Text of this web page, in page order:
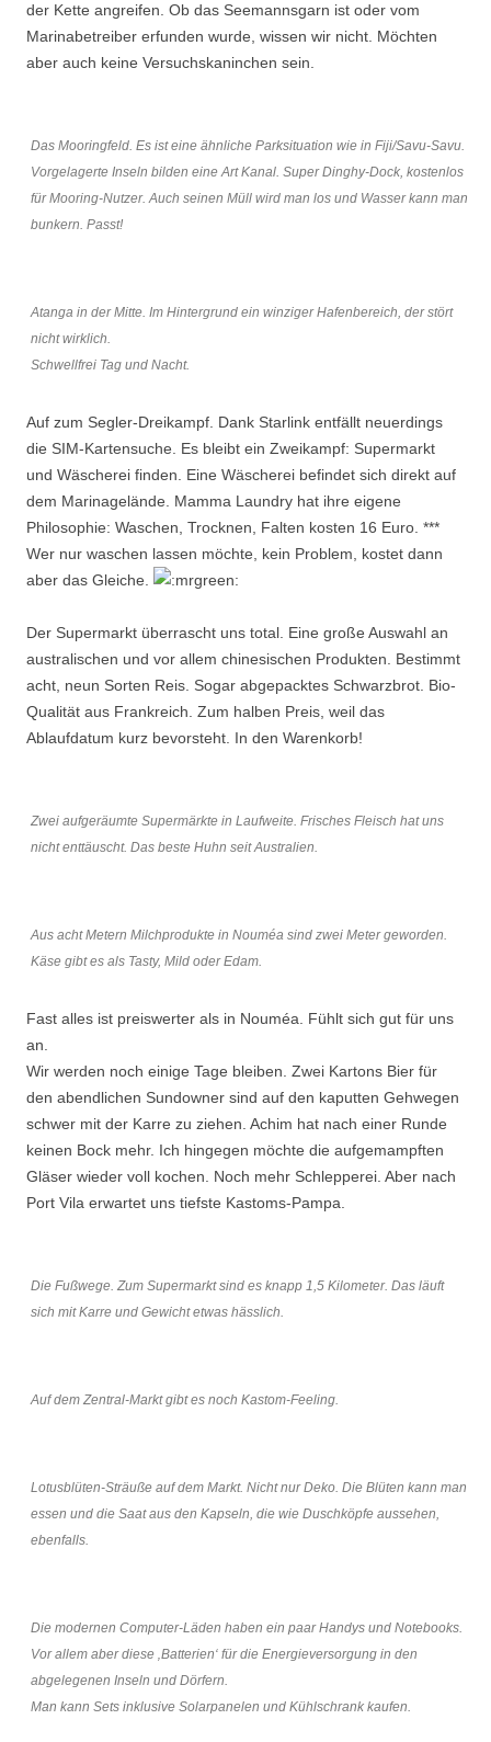
der Kette angreifen. Ob das Seemannsgarn ist oder vom
Marinabetreiber erfunden wurde, wissen wir nicht. Möchten
aber auch keine Versuchskaninchen sein.
Das Mooringfeld. Es ist eine ähnliche Parksituation wie in Fiji/Savu-Savu.
Vorgelagerte Inseln bilden eine Art Kanal. Super Dinghy-Dock, kostenlos
für Mooring-Nutzer. Auch seinen Müll wird man los und Wasser kann man
bunkern. Passt!
Atanga in der Mitte. Im Hintergrund ein winziger Hafenbereich, der stört
nicht wirklich.
Schwellfrei Tag und Nacht.
Auf zum Segler-Dreikampf. Dank Starlink entfällt neuerdings
die SIM-Kartensuche. Es bleibt ein Zweikampf: Supermarkt
und Wäscherei finden. Eine Wäscherei befindet sich direkt auf
dem Marinagelände. Mamma Laundry hat ihre eigene
Philosophie: Waschen, Trocknen, Falten kosten 16 Euro. ***
Wer nur waschen lassen möchte, kein Problem, kostet dann
aber das Gleiche.
Der Supermarkt überrascht uns total. Eine große Auswahl an
australischen und vor allem chinesischen Produkten. Bestimmt
acht, neun Sorten Reis. Sogar abgepacktes Schwarzbrot. Bio-
Qualität aus Frankreich. Zum halben Preis, weil das
Ablaufdatum kurz bevorsteht. In den Warenkorb!
Zwei aufgeräumte Supermärkte in Laufweite. Frisches Fleisch hat uns
nicht enttäuscht. Das beste Huhn seit Australien.
Aus acht Metern Milchprodukte in Nouméa sind zwei Meter geworden.
Käse gibt es als Tasty, Mild oder Edam.
Fast alles ist preiswerter als in Nouméa. Fühlt sich gut für uns
an.
Wir werden noch einige Tage bleiben. Zwei Kartons Bier für
den abendlichen Sundowner sind auf den kaputten Gehwegen
schwer mit der Karre zu ziehen. Achim hat nach einer Runde
keinen Bock mehr. Ich hingegen möchte die aufgemampften
Gläser wieder voll kochen. Noch mehr Schlepperei. Aber nach
Port Vila erwartet uns tiefste Kastoms-Pampa.
Die Fußwege. Zum Supermarkt sind es knapp 1,5 Kilometer. Das läuft
sich mit Karre und Gewicht etwas hässlich.
Auf dem Zentral-Markt gibt es noch Kastom-Feeling.
Lotusblüten-Sträuße auf dem Markt. Nicht nur Deko. Die Blüten kann man
essen und die Saat aus den Kapseln, die wie Duschköpfe aussehen,
ebenfalls.
Die modernen Computer-Läden haben ein paar Handys und Notebooks.
Vor allem aber diese ‚Batterien‘ für die Energieversorgung in den
abgelegenen Inseln und Dörfern.
Man kann Sets inklusive Solarpanelen und Kühlschrank kaufen.